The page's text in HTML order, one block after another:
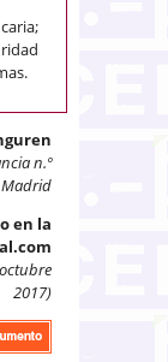
n.º
en la
2017)